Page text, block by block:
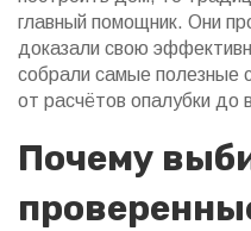
главный помощник. Они
доказали свою
собрали самые полезные
от расчётов опалубки до
Почему